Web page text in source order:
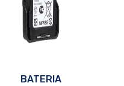
BATERIA